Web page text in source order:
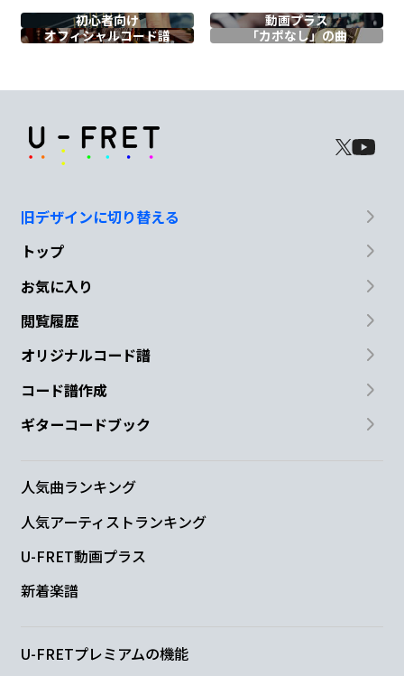
Nothing you can make that can't be
Em
G D/F#
Am
Nothing you can
D/F#
how to be you in
It's easy
G A
All you need is love
初心者向け
動画プラス
オフィシャルコード譜 「カポなし」の曲
旧デザインに切り替える
トップ
お気に入り
閲覧履歴
オリジナルコード譜
コード譜作成
ギターコードブック
人気曲ランキング
人気アーティストランキング
U-FRET動画プラス
新着楽譜
U-FRETプレミアムの機能